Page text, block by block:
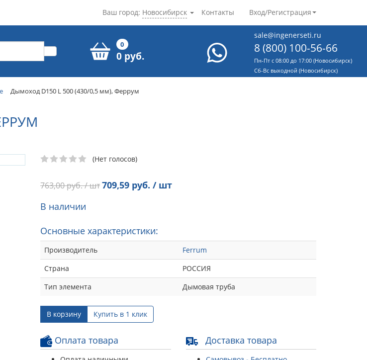
Контакты Вход/Регистрация
Ваш город: Новосибирск
0
0 руб.
sale@ingenerseti.ru
8 (800) 100-56-66
Пн-Пт с 08:00 до 17:00 (Новосибирск)
Cб-Вс выходной (Новосибирск)
Дымоход D150 L 500 (430/0,5 мм), Феррум
(Нет голосов)
763,00руб. / шт709,59 руб. / шт
В наличии
Основные характеристики:
Производитель
Ferrum
Страна
РОССИЯ
Тип элемента
Дымовая труба
В корзину Купить в 1 клик
Оплата товара Доставка товара